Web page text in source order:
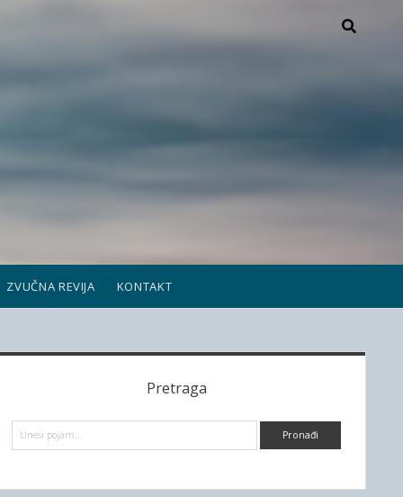
ZVUČNA REVIJA KONTAKT
Pretraga
r